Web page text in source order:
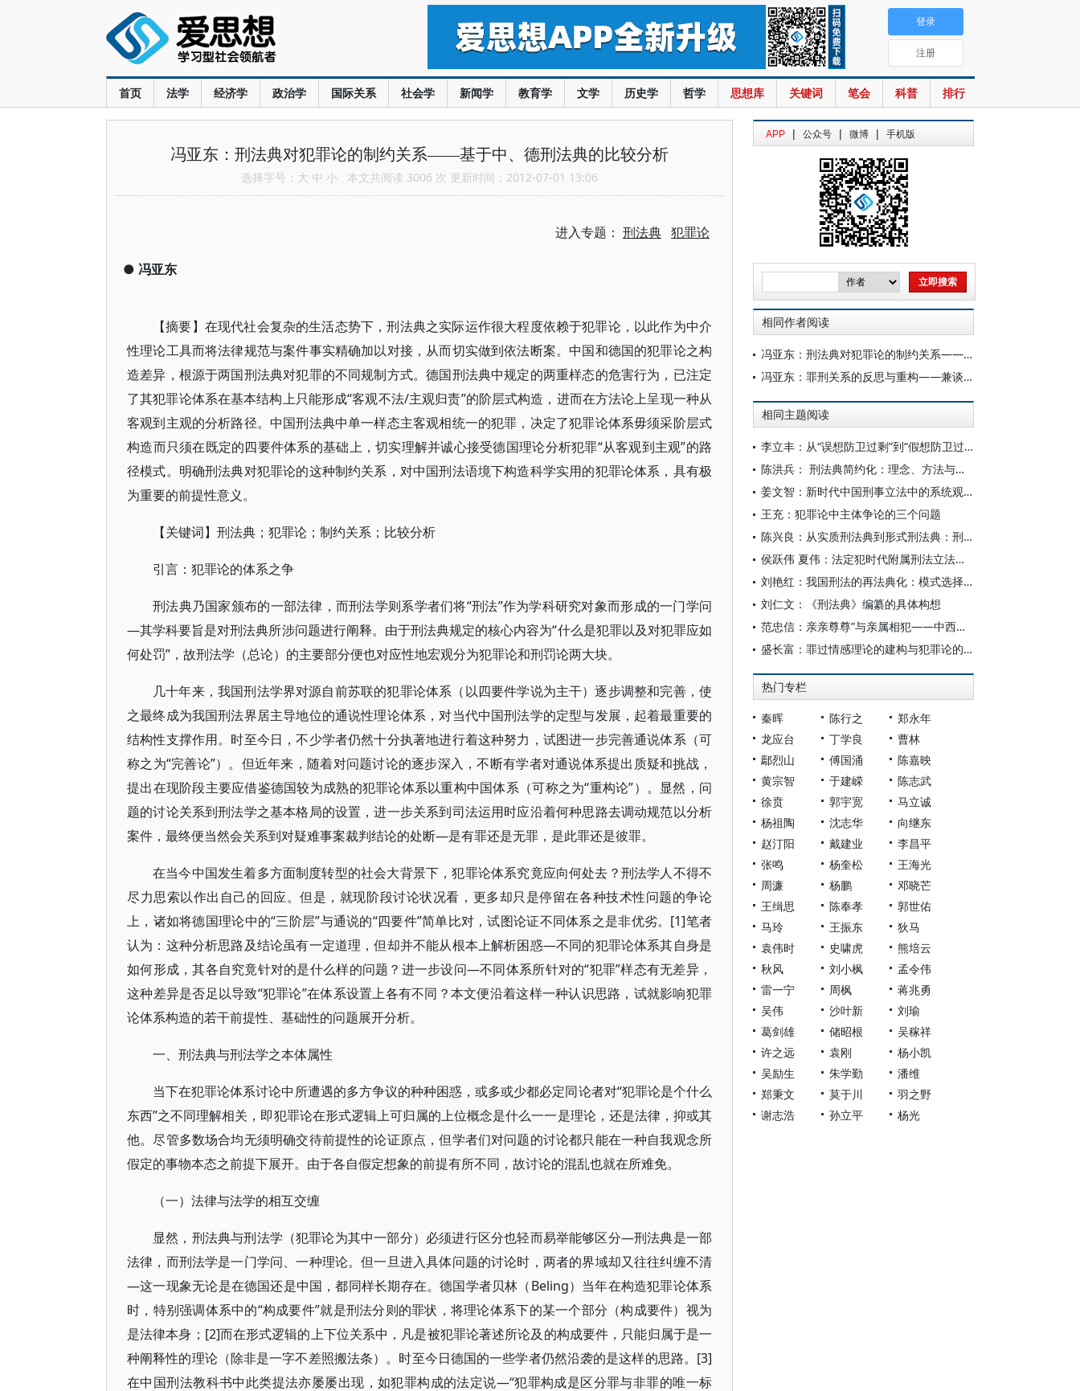
首页 法学 经济学 政治学 国际关系 社会学 新闻学 教育学 文学 历史学 哲学 思想库 关键词 笔会 科普 排行
登录
注册
冯亚东：刑法典对犯罪论的制约关系——基于中、德刑法典的比较分析
选择字号： 大 中 小 本文共阅读 3006 次 更新时间：2012-07-01 13:06
进入专题： 刑法典 犯罪论
● 冯亚东
【摘要】在现代社会复杂的生活态势下，刑法典之实际运作很大程度依赖于犯罪论，以此作为中介
性理论工具而将法律规范与案件事实精确加以对接，从而切实做到依法断案。中国和德国的犯罪论之构
造差异，根源于两国刑法典对犯罪的不同规制方式。德国刑法典中规定的两重样态的危害行为，已注定
了其犯罪论体系在基本结构上只能形成“客观不法/主观归责”的阶层式构造，进而在方法论上呈现一种从
客观到主观的分析路径。中国刑法典中单一样态主客观相统一的犯罪，决定了犯罪论体系毋须采阶层式
构造而只须在既定的四要件体系的基础上，切实理解并诚心接受德国理论分析犯罪“从客观到主观”的路
径模式。明确刑法典对犯罪论的这种制约关系，对中国刑法语境下构造科学实用的犯罪论体系，具有极
为重要的前提性意义。
【关键词】刑法典；犯罪论；制约关系；比较分析
引言：犯罪论的体系之争
刑法典乃国家颁布的一部法律，而刑法学则系学者们将“刑法”作为学科研究对象而形成的一门学问
—其学科要旨是对刑法典所涉问题进行阐释。由于刑法典规定的核心内容为“什么是犯罪以及对犯罪应如
何处罚”，故刑法学（总论）的主要部分便也对应性地宏观分为犯罪论和刑罚论两大块。
几十年来，我国刑法学界对源自前苏联的犯罪论体系（以四要件学说为主干）逐步调整和完善，使
之最终成为我国刑法界居主导地位的通说性理论体系，对当代中国刑法学的定型与发展，起着最重要的
结构性支撑作用。时至今日，不少学者仍然十分执著地进行着这种努力，试图进一步完善通说体系（可
称之为“完善论”）。但近年来，随着对问题讨论的逐步深入，不断有学者对通说体系提出质疑和挑战，
提出在现阶段主要应借鉴德国较为成熟的犯罪论体系以重构中国体系（可称之为“重构论”）。显然，问
题的讨论关系到刑法学之基本格局的设置，进一步关系到司法运用时应沿着何种思路去调动规范以分析
案件，最终便当然会关系到对疑难事案裁判结论的处断—是有罪还是无罪，是此罪还是彼罪。
在当今中国发生着多方面制度转型的社会大背景下，犯罪论体系究竟应向何处去？刑法学人不得不
尽力思索以作出自己的回应。但是，就现阶段讨论状况看，更多却只是停留在各种技术性问题的争论
上，诸如将德国理论中的“三阶层”与通说的“四要件”简单比对，试图论证不同体系之是非优劣。[1]笔者
认为：这种分析思路及结论虽有一定道理，但却并不能从根本上解析困惑—不同的犯罪论体系其自身是
如何形成，其各自究竟针对的是什么样的问题？进一步设问—不同体系所针对的“犯罪”样态有无差异，
这种差异是否足以导致“犯罪论”在体系设置上各有不同？本文便沿着这样一种认识思路，试就影响犯罪
论体系构造的若干前提性、基础性的问题展开分析。
一、刑法典与刑法学之本体属性
当下在犯罪论体系讨论中所遭遇的多方争议的种种困惑，或多或少都必定同论者对“犯罪论是个什么
东西”之不同理解相关，即犯罪论在形式逻辑上可归属的上位概念是什么一一是理论，还是法律，抑或其
他。尽管多数场合均无须明确交待前提性的论证原点，但学者们对问题的讨论都只能在一种自我观念所
假定的事物本态之前提下展开。由于各自假定想象的前提有所不同，故讨论的混乱也就在所难免。
（一）法律与法学的相互交缠
显然，刑法典与刑法学（犯罪论为其中一部分）必须进行区分也轻而易举能够区分—刑法典是一部
法律，而刑法学是一门学问、一种理论。但一旦进入具体问题的讨论时，两者的界域却又往往纠缠不清
—这一现象无论是在德国还是中国，都同样长期存在。德国学者贝林（Beling）当年在构造犯罪论体系
时，特别强调体系中的“构成要件”就是刑法分则的罪状，将理论体系下的某一个部分（构成要件）视为
是法律本身；[2]而在形式逻辑的上下位关系中，凡是被犯罪论著述所论及的构成要件，只能归属于是一
种阐释性的理论（除非是一字不差照搬法条）。时至今日德国的一些学者仍然沿袭的是这样的思路。[3]
在中国刑法教科书中此类提法亦屡屡出现，如犯罪构成的法定说—“犯罪构成是区分罪与非罪的唯一标
APP | 公众号 | 微博 | 手机版
相同作者阅读
冯亚东：刑法典对犯罪论的制约关系——基于中、德刑法典的比较分析
冯亚东：罪刑关系的反思与重构——兼谈罚金刑在中国现阶段之适用
相同主题阅读
李立丰：从“误想防卫过剩”到“假想防卫过当”：一种比较法概念的本土化解读
陈洪兵： 刑法典简约化：理念、方法与路径
姜文智：新时代中国刑事立法中的系统观念
王充：犯罪论中主体争论的三个问题
陈兴良：从实质刑法典到形式刑法典：刑法的进阶之路
侯跃伟 夏伟：法定犯时代附属刑法立法模式之提倡
刘艳红：我国刑法的再法典化：模式选择与方案改革
刘仁文：《刑法典》编纂的具体构想
范忠信：亲亲尊尊”与亲属相犯——中西刑法的暗合
盛长富：罪过情感理论的建构与犯罪论的重构——评《罪过情感研究》
热门专栏
秦晖 陈行之
郑永年
龙应台
丁学良
曹林
鄢烈山
傅国涌
陈嘉映
黄宗智
于建嵘
陈志武
徐贲
郭宇宽
马立诚
杨祖陶
沈志华
向继东
赵汀阳
戴建业
李昌平
张鸣
杨奎松
王海光
周濂
杨鹏
邓晓芒
王缉思
陈奉孝
郭世佑
马玲
王振东
狄马
袁伟时
史啸虎
熊培云
秋风
刘小枫
孟令伟
雷一宁
周枫
蒋兆勇
吴伟
沙叶新
刘瑜
葛剑雄
储昭根
吴稼祥
许之远
袁刚
杨小凯
吴励生
朱学勤
潘维
郑秉文
莫于川
羽之野
谢志浩
孙立平 杨光